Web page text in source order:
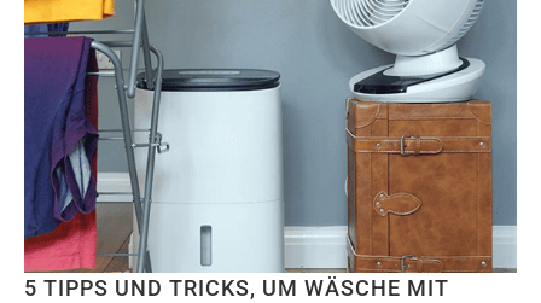
5 TIPPS UND TRICKS, UM WÄSCHE MIT